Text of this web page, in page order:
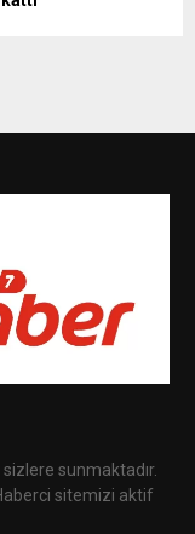
sunmaktadır.
sitemizi aktif